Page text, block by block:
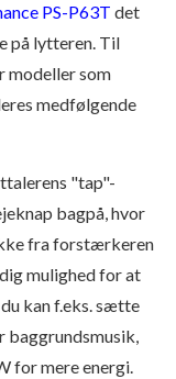
PS-P63T det
på lytteren. Til
modeller som
medfølgende
"tap"-
bagpå, hvor
fra forstærkeren
mulighed for at
kan f.eks. sætte
baggrundsmusik,
for mere energi.